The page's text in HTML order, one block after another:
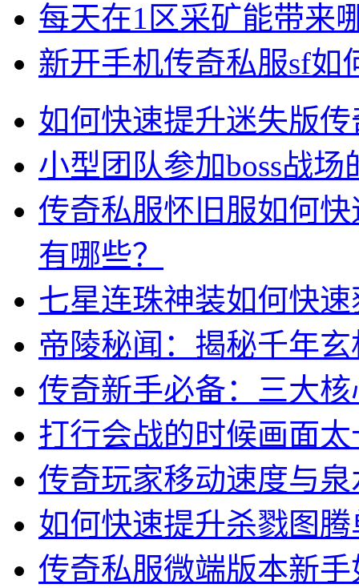
每天在1区采矿能带来
新开手机传奇私服sf如
如何快速提升迷失版
小型团队参加boss战场
传奇私服怀旧服如何
有哪些？
七星连珠神装如何快
帝陵秘闻：揭秘千年
传奇新手必备：三大
打行会战的时候画面
传奇玩家移动速度与
如何快速提升杀戮图
传奇私服微端版本新